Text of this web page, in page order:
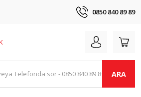
0850 840 89 89
ARA